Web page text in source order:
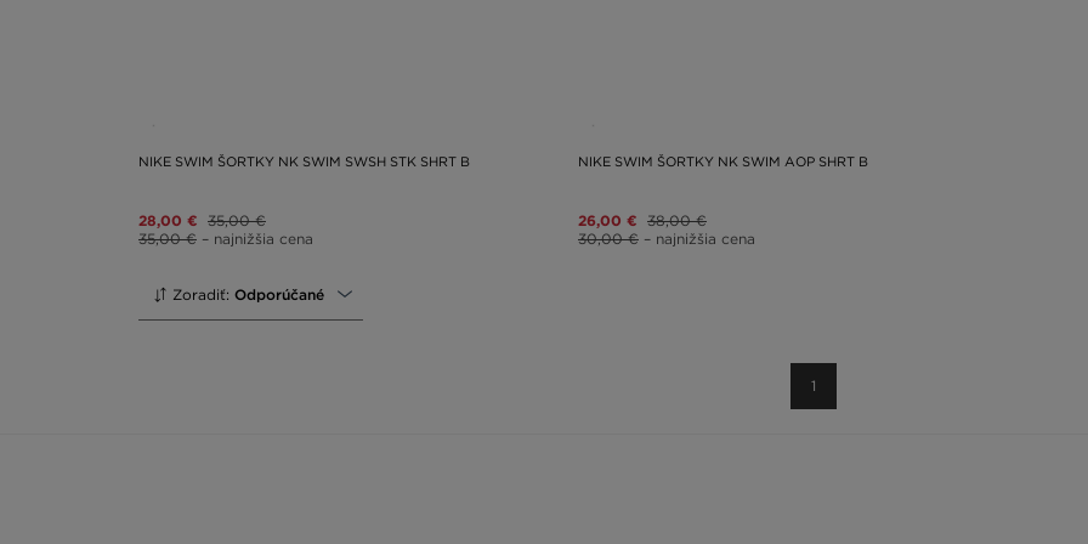
NIKE SWIM ŠORTKY NK SWIM SWSH STK SHRT B
28,00 € 35,00 €
35,00 € – najnižšia cena
NIKE SWIM ŠORTKY NK SWIM AOP SHRT B
26,00 € 38,00 €
30,00 € – najnižšia cena
Zoradiť: Odporúčané
1